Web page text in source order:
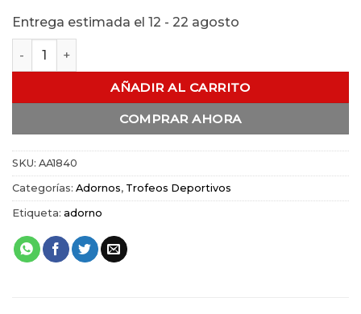
Entrega estimada el 12 - 22 agosto
Adorno Toro de Pewter cantidad
AÑADIR AL CARRITO
COMPRAR AHORA
SKU: AA1840
Categorías: Adornos, Trofeos Deportivos
Etiqueta: adorno